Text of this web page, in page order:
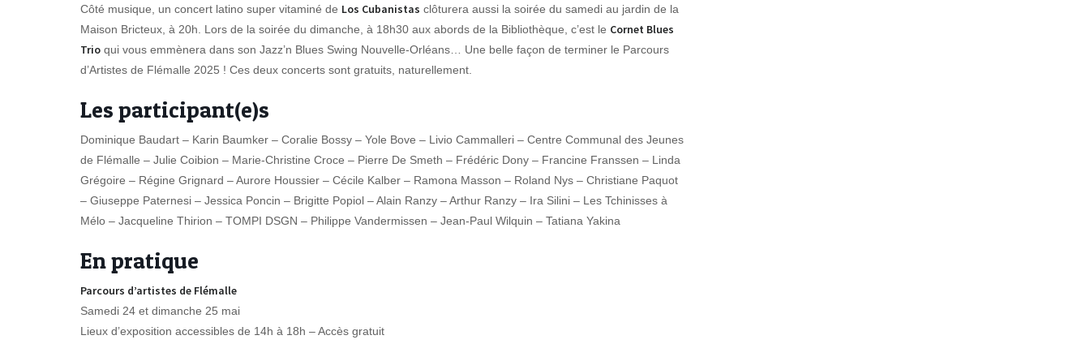
Côté musique, un concert latino super vitaminé de Los Cubanistas clôturera aussi la soirée du samedi au jardin de la
Maison Bricteux, à 20h. Lors de la soirée du dimanche, à 18h30 aux abords de la Bibliothèque, c’est le Cornet Blues
Trio qui vous emmènera dans son Jazz’n Blues Swing Nouvelle-Orléans… Une belle façon de terminer le Parcours
d’Artistes de Flémalle 2025 ! Ces deux concerts sont gratuits, naturellement.
Les participant(e)s
Dominique Baudart – Karin Baumker – Coralie Bossy – Yole Bove – Livio Cammalleri – Centre Communal des Jeunes
de Flémalle – Julie Coibion – Marie-Christine Croce – Pierre De Smeth – Frédéric Dony – Francine Franssen – Linda
Grégoire – Régine Grignard – Aurore Houssier – Cécile Kalber – Ramona Masson – Roland Nys – Christiane Paquot
– Giuseppe Paternesi – Jessica Poncin – Brigitte Popiol – Alain Ranzy – Arthur Ranzy – Ira Silini – Les Tchinisses à
Mélo – Jacqueline Thirion – TOMPI DSGN – Philippe Vandermissen – Jean-Paul Wilquin – Tatiana Yakina
En pratique
Parcours d’artistes de Flémalle
Samedi 24 et dimanche 25 mai
Lieux d’exposition accessibles de 14h à 18h – Accès gratuit